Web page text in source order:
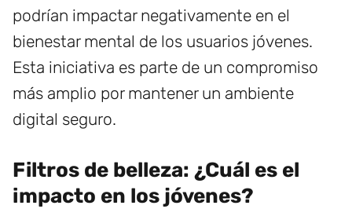
podrían impactar negativamente en el
bienestar mental de los usuarios jóvenes.
Esta iniciativa es parte de un compromiso
más amplio por mantener un ambiente
digital seguro.
Filtros de belleza: ¿Cuál es el
impacto en los jóvenes?